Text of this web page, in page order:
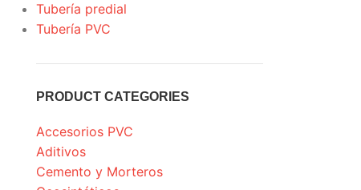
Tubería predial
Tubería PVC
PRODUCT CATEGORIES
Accesorios PVC
Aditivos
Cemento y Morteros